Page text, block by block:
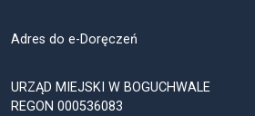
Adres do e-Doręczeń
URZĄD MIEJSKI W BOGUCHWALE
REGON 000536083